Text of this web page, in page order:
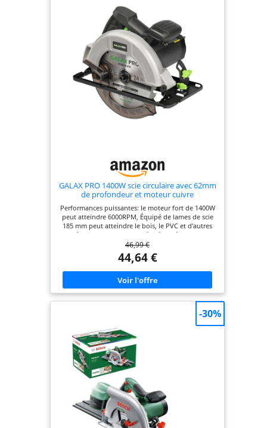
GALAX PRO 1400W scie circulaire avec 62mm
de profondeur et moteur cuivre
Performances puissantes: le moteur fort de 1400W
peut atteindre 6000RPM, Équipé de lames de scie
185 mm peut atteindre le bois, le PVC et d'autres
matériaux facilement coupés Sécurité et confort:
les commutateurs d'assurance doubles peuvent
éviter efficacement le danger causé par un
démarrage inattendu; La carte de protection en
plastique peut protéger efficacement les
utilisateurs; Coupure couverte en caoutchouc,
réduire les vibrations, augmenter le confort
Réglage de la profondeur de l'angle de coupe et de
réglable ， La profondeur de coupe maximale à 90
degrés est de 62 mm et à 45 degrés, il s'agit d'un
guide d'angle de 48 mm et d'un ajustement rapide
qui se verrouille pour la tranquillité d'esprit Le
système de collecte de poussière: équipé d'une
sortie de poussière, qui peut être connecté à
l'aspirateur, réduire efficacement la poussière et
garder l'environnement de travail soigné Ce que
vous obtiendrez: 1 * GALAX PRO Scies circulaires, 1
* 185mm 24-teeth TCT Lame de scie circulaire (Ne
peut être utilisé que pour scier du bois), 1 x clé
hexagonale, 1 * guide de déchirure, 1 * manuel
d'utilisation
46,99 €
44,64 €
-30%